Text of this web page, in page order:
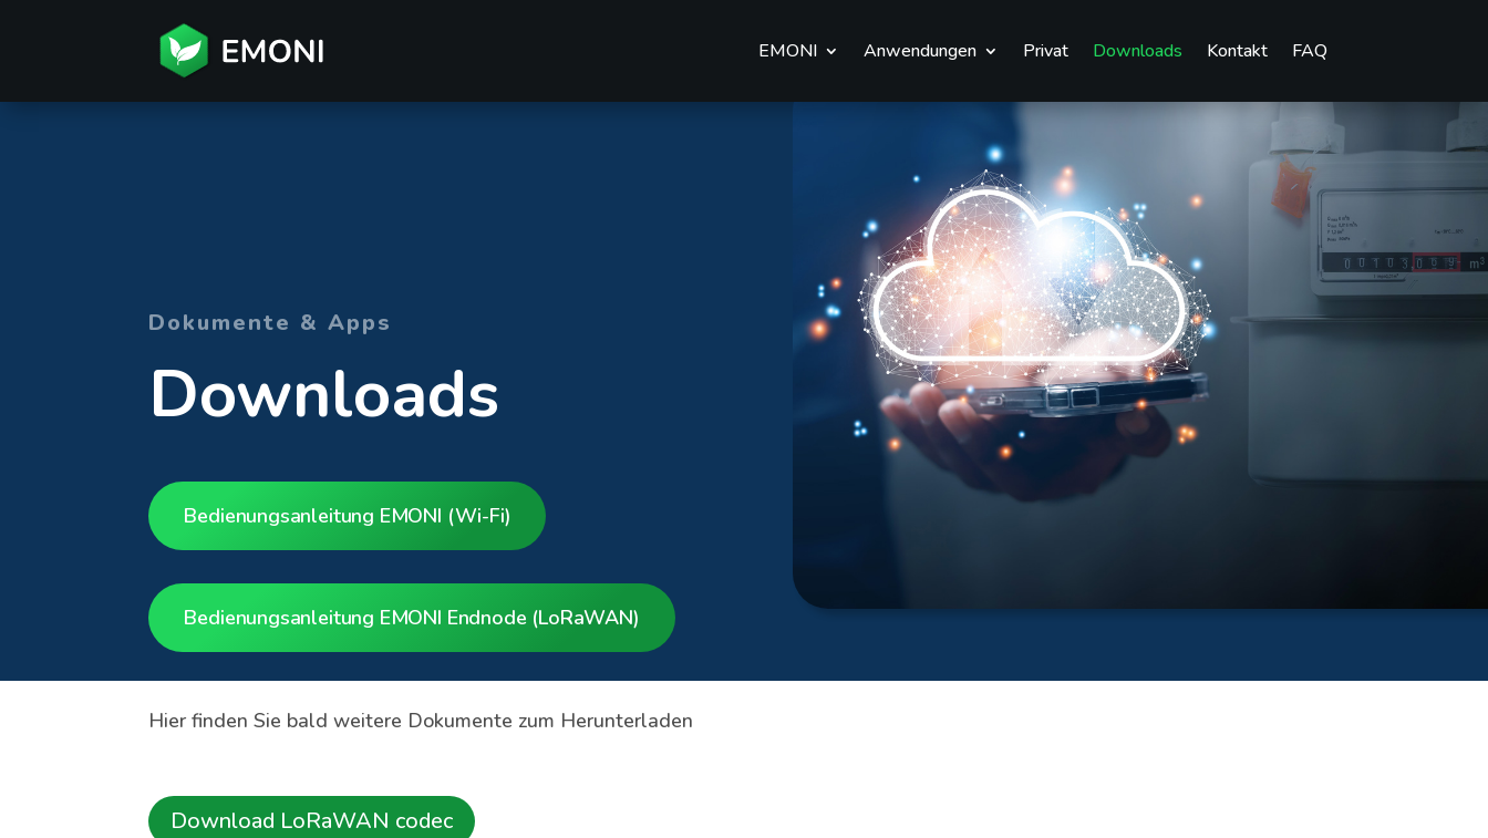
EMONI Anwendungen Privat Downloads Kontakt FAQ
Dokumente & Apps
Downloads
Bedienungsanleitung EMONI (Wi-Fi)
Bedienungsanleitung EMONI Endnode (LoRaWAN)
Hier finden Sie bald weitere Dokumente zum Herunterladen
Download LoRaWAN codec